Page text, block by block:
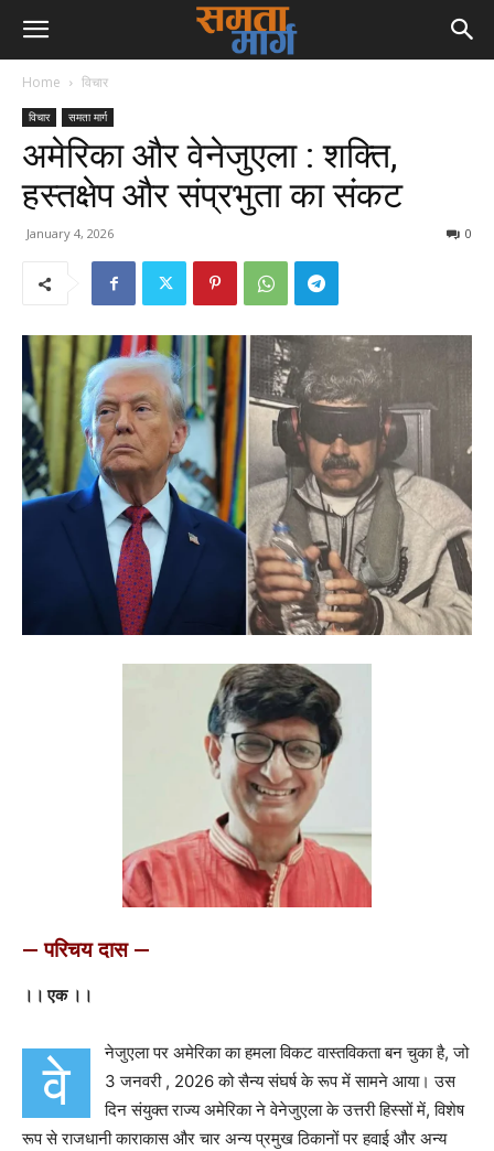
Home विचार
विचार समता मार्ग
अमेरिका और वेनेजुएला : शक्ति,
हस्तक्षेप और संप्रभुता का संकट
January 4, 2026 0
— परिचय दास —
।। एक ।।
वे
नेजुएला पर अमेरिका का हमला विकट वास्तविकता बन चुका है, जो
3 जनवरी , 2026 को सैन्य संघर्ष के रूप में सामने आया। उस
दिन संयुक्त राज्य अमेरिका ने वेनेजुएला के उत्तरी हिस्सों में, विशेष
रूप से राजधानी काराकास और चार अन्य प्रमुख ठिकानों पर हवाई और अन्य